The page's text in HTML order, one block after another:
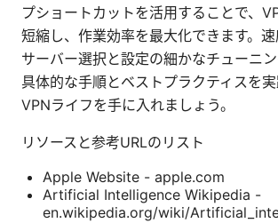
プショートカットを活用することで、
短縮し、作業効率を最大化できます。速
サーバー選択と設定の細かなチューニン
具体的な手順とベストプラクティスを
VPNライフを手に入れましょう。
リソースと参考URLのリスト
Apple Website - apple.com
Artificial Intelligence Wikipedia -
en.wikipedia.org/wiki/